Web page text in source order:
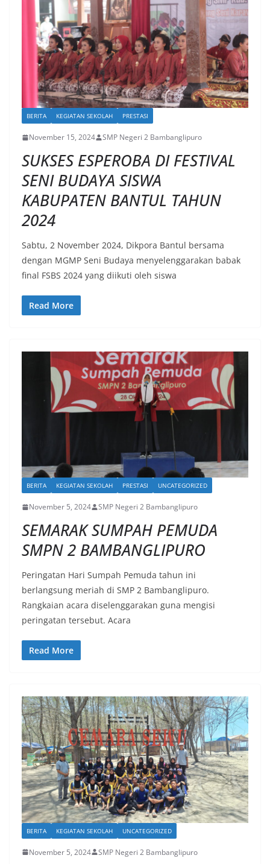
BERITA KEGIATAN SEKOLAH PRESTASI
November 15, 2024 SMP Negeri 2 Bambanglipuro
SUKSES ESPEROBA DI FESTIVAL
SENI BUDAYA SISWA
KABUPATEN BANTUL TAHUN
2024
Sabtu, 2 November 2024, Dikpora Bantul bersama
dengan MGMP Seni Budaya menyelenggarakan babak
final FSBS 2024 yang diikuti oleh siswa
Read More
BERITA KEGIATAN SEKOLAH PRESTASI UNCATEGORIZED
November 5, 2024 SMP Negeri 2 Bambanglipuro
SEMARAK SUMPAH PEMUDA
SMPN 2 BAMBANGLIPURO
Peringatan Hari Sumpah Pemuda tahun ini
berlangsung meriah di SMP 2 Bambanglipuro.
Rangkaian acara diselenggarakan guna mengisi
peringatan tersebut. Acara
Read More
BERITA KEGIATAN SEKOLAH UNCATEGORIZED
November 5, 2024 SMP Negeri 2 Bambanglipuro